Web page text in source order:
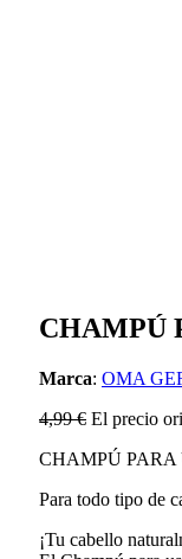
CHAMPÚ
Marca: OMA
4,99€ El precio
CHAMPÚ PARA
Para todo tipo de
¡Tu cabello